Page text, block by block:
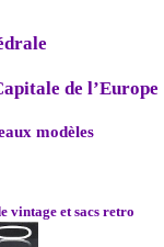
de l’Europe
modèles
vintage et sacs retro